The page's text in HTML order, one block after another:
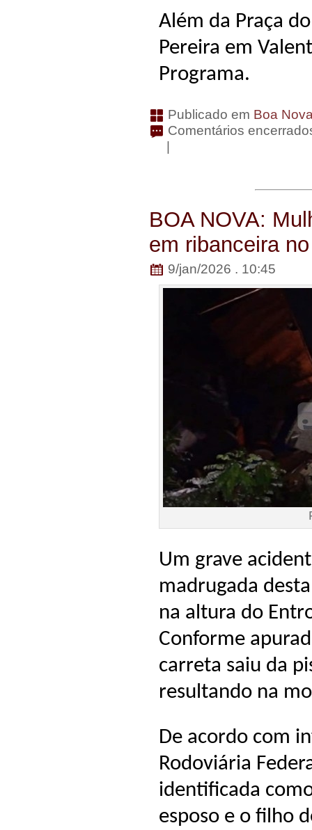
Além da Praça
Pereira em
Programa.
Publicado em Boa
Comentários
BOA NOVA:
em ribanceira
9/jan/2026 . 10:45
Um grave
madrugada
na altura do
Conforme
carreta saiu da
resultando na
De acordo com
Rodoviária
identificada
esposo e o filho